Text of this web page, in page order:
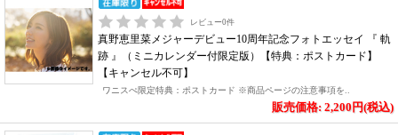
レビュー0件
真野恵里菜メジャーデビュー10周年記念フォトエッセイ 『 軌
跡 』（ミニカレンダー付限定版）【特典：ポストカード】
【キャンセル不可】
ワニスぺ限定特典：ポストカード ※商品ページの注意事項を..
販売価格: 2,200円(税込)